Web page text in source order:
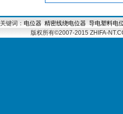
关键词： 电位器 精密线绕电位器 导电塑料电
版权所有©2007-2015 ZHIFA-